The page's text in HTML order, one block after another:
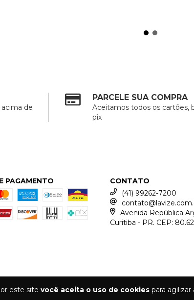
este site você aceita o uso de cookies para
de
PARCELE SUA COMPRA
Aceitamos todos os cartões,
pix
PAGAMENTO
CONTATO
(41) 99262-7200
Avenida República
Curitiba - PR. CEP: